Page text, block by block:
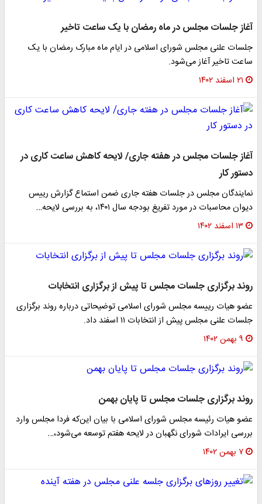
آغاز جلسات مجلس در ماه رمضان با یک ساعت تاخیر
جلسات علنی مجلس شورای اسلامی در ایام ماه مبارک رمضان با یک
ساعت تاخیر آغاز می‌شود.
۲۱ اسفند ۱۴۰۲
آغاز جلسات مجلس در هفته جاری/ لایحه کاهش ساعت کاری در
دستور کار
نمایندگان مجلس در جلسات هفته جاری ضمن استماع گزارش رییس
دیوان محاسبات در مورد تفریغ بودجه سال ۱۴۰۱، به بررسی لایحه…
۱۳ اسفند ۱۴۰۲
روند برگزاری جلسات مجلس تا پیش از برگزاری انتخابات
عضو هیات رییسه مجلس شورای اسلامی توضیحاتی درباره روند برگزاری
جلسات علنی مجلس پیش از انتخابات ۱۱ اسفند داد.
۹ بهمن ۱۴۰۲
روند برگزاری جلسات مجلس تا پایان بهمن
عضو هیات رئیسه مجلس شورای اسلامی با بیان این‌که فردا مجلس وارد
بررسی ایرادات شورای نگهبان در لایحه هفتم توسعه می‌شود،…
۷ بهمن ۱۴۰۲